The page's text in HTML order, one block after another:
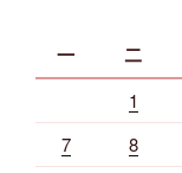
一 二
1
7
8